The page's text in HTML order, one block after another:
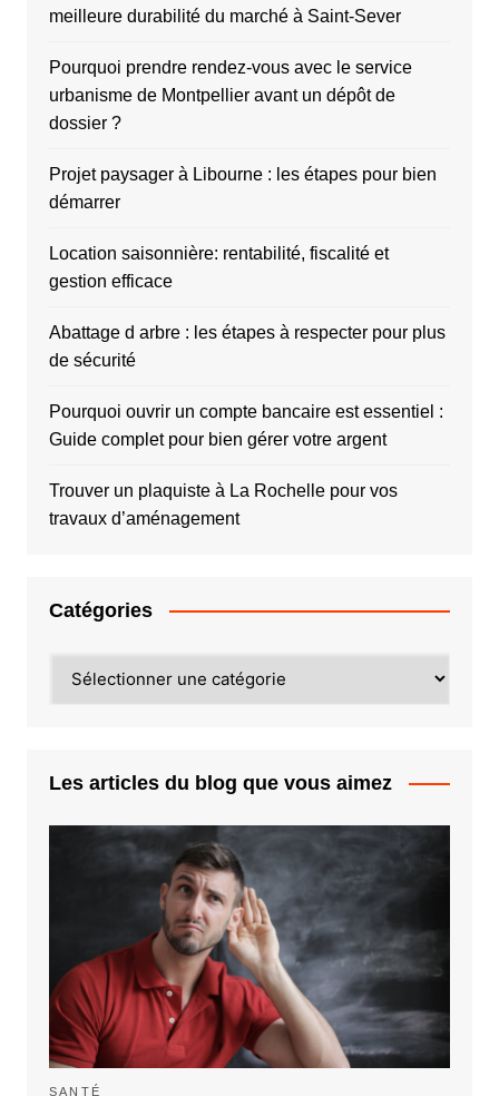
meilleure durabilité du marché à Saint-Sever
Pourquoi prendre rendez-vous avec le service
urbanisme de Montpellier avant un dépôt de
dossier ?
Projet paysager à Libourne : les étapes pour bien
démarrer
Location saisonnière: rentabilité, fiscalité et
gestion efficace
Abattage d arbre : les étapes à respecter pour plus
de sécurité
Pourquoi ouvrir un compte bancaire est essentiel :
Guide complet pour bien gérer votre argent
Trouver un plaquiste à La Rochelle pour vos
travaux d’aménagement
Catégories
Les articles du blog que vous aimez
SANTÉ